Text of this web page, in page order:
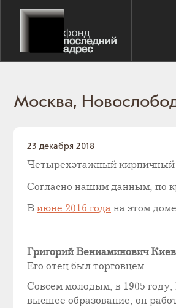
Москва,
23 декабря 2018
Четырехэтажный кирпичный
Согласно нашим данным, по
В июне 2016 года на этом
Григорий Вениаминович
Его отец был торговцем.
Совсем молодым, в 1905
высшее образование, он